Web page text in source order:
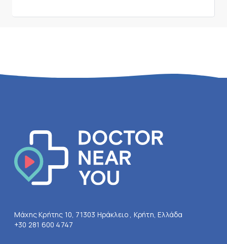
Μάχης Κρήτης 10, 71303 Ηράκλειο , Κρήτη, Ελλάδα
+30 281 600 4747